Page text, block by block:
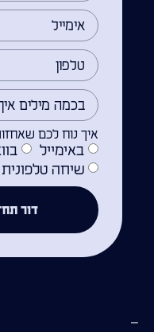
איך נוח לכם
באימייל
שיחה טלפונית
דור
–